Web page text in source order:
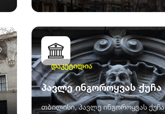
დაკეტილია
პავლე ინგოროყვას ქუჩა
თბილისი, პავლე ინგოროყვას ქუჩა